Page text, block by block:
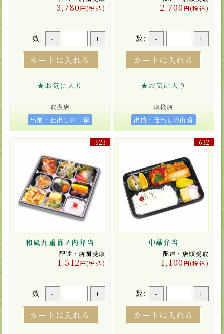
3,780円(税込)
数: - +
カートに入れる
★お気に入り
取扱店
出前・仕出しの山留
2,700円(税込)
数: - +
カートに入れる
★お気に入り
取扱店
出前・仕出しの山留
623
和風九重幕ノ内弁当
配達・店頭受取
1,512円(税込)
数: - +
カートに入れる
632
中華弁当
配達・店頭受取
1,100円(税込)
数: - +
カートに入れる